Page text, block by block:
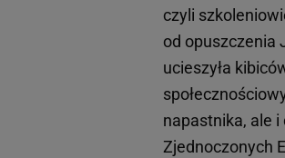
czyli
od opuszczenia
ucieszyła
napastnika, ale
Zjednoczonych